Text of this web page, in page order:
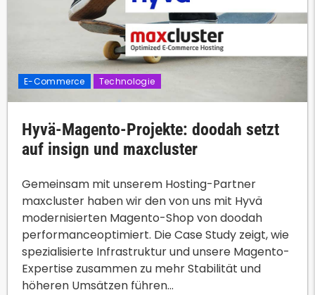
E-Commerce Technologie
Hyvä-Magento-Projekte: doodah setzt
auf insign und maxcluster
Gemeinsam mit unserem Hosting-Partner
maxcluster haben wir den von uns mit Hyvä
modernisierten Magento-Shop von doodah
performanceoptimiert. Die Case Study zeigt, wie
spezialisierte Infrastruktur und unsere Magento-
Expertise zusammen zu mehr Stabilität und
höheren Umsätzen führen...